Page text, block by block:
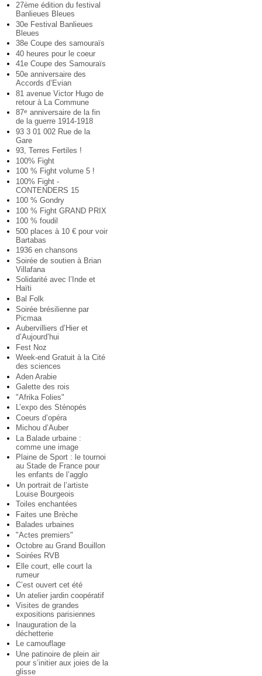
27ème édition du festival
Banlieues Bleues
30e Festival Banlieues
Bleues
38e Coupe des samouraïs
40 heures pour le coeur
41e Coupe des Samouraïs
50e anniversaire des
Accords d’Evian
81 avenue Victor Hugo de
retour à La Commune
87e anniversaire de la fin
de la guerre 1914-1918
93 3 01 002 Rue de la
Gare
93, Terres Fertiles !
100% Fight
100 % Fight volume 5 !
100% Fight -
CONTENDERS 15
100 % Gondry
100 % Fight GRAND PRIX
100 % foudil
500 places à 10 € pour voir
Bartabas
1936 en chansons
Soirée de soutien à Brian
Villafana
Solidarité avec l’Inde et
Haïti
Bal Folk
Soirée brésilienne par
Picmaa
Aubervilliers d’Hier et
d’Aujourd’hui
Fest Noz
Week-end Gratuit à la Cité
des sciences
Aden Arabie
Galette des rois
"Afrika Folies"
L’expo des Sténopés
Coeurs d’opéra
Michou d’Auber
La Balade urbaine :
comme une image
Plaine de Sport : le tournoi
au Stade de France pour
les enfants de l’agglo
Un portrait de l’artiste
Louise Bourgeois
Toiles enchantées
Faites une Brèche
Balades urbaines
"Actes premiers"
Octobre au Grand Bouillon
Soirées RVB
Elle court, elle court la
rumeur
C’est ouvert cet été
Un atelier jardin coopératif
Visites de grandes
expositions parisiennes
Inauguration de la
déchetterie
Le camouflage
Une patinoire de plein air
pour s’initier aux joies de la
glisse